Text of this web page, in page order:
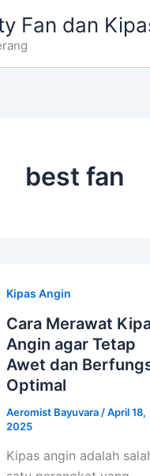
Fan dan
best fan
Kipas Angin
Cara Merawat
Angin agar Tetap
Awet dan
Optimal
Aeromist Bayuvara /April 18,
2025
Kipas angin adalah